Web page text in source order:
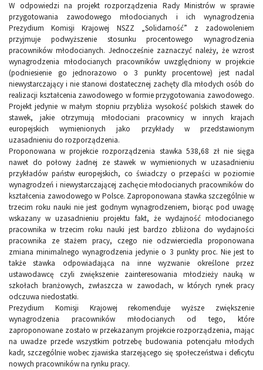
W odpowiedzi na projekt rozporządzenia Rady Ministrów w sprawie
przygotowania zawodowego młodocianych i ich wynagrodzenia
Prezydium Komisji Krajowej NSZZ „Solidarność” z zadowoleniem
przyjmuje podwyższenie stosunku procentowego wynagrodzenia
pracowników młodocianych. Jednocześnie zaznaczyć należy, że wzrost
wynagrodzenia młodocianych pracowników uwzględniony w projekcie
(podniesienie go jednorazowo o 3 punkty procentowe) jest nadal
niewystarczający i nie stanowi dostatecznej zachęty dla młodych osób do
realizacji kształcenia zawodowego w formie przygotowania zawodowego.
Projekt jedynie w małym stopniu przybliża wysokość polskich stawek do
stawek, jakie otrzymują młodociani pracownicy w innych krajach
europejskich wymienionych jako przykłady w przedstawionym
uzasadnieniu do rozporządzenia.
Proponowana w projekcie rozporządzenia stawka 538,68 zł nie sięga
nawet do połowy żadnej ze stawek w wymienionych w uzasadnieniu
przykładów państw europejskich, co świadczy o przepaści w poziomie
wynagrodzeń i niewystarczającej zachęcie młodocianych pracowników do
kształcenia zawodowego w Polsce. Zaproponowana stawka szczególnie w
trzecim roku nauki nie jest godnym wynagrodzeniem, biorąc pod uwagę
wskazany w uzasadnieniu projektu fakt, że wydajność młodocianego
pracownika w trzecim roku nauki jest bardzo zbliżona do wydajności
pracownika ze stażem pracy, czego nie odzwierciedla proponowana
zmiana minimalnego wynagrodzenia jedynie o 3 punkty proc. Nie jest to
także stawka odpowiadająca na inne wyzwanie określone przez
ustawodawcę czyli zwiększenie zainteresowania młodzieży nauką w
szkołach branżowych, zwłaszcza w zawodach, w których rynek pracy
odczuwa niedostatki.
Prezydium Komisji Krajowej rekomenduje wyższe zwiększenie
wynagrodzenia pracowników młodocianych od tego, które
zaproponowane zostało w przekazanym projekcie rozporządzenia, mając
na uwadze przede wszystkim potrzebę budowania potencjału młodych
kadr, szczególnie wobec zjawiska starzejącego się społeczeństwa i deficytu
nowych pracowników na rynku pracy.